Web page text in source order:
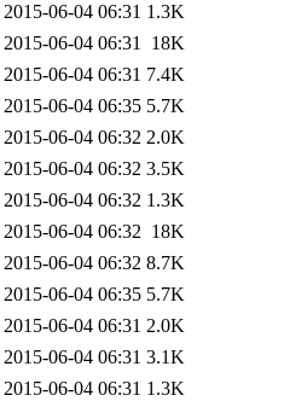
2015-06-04 06:31 1.3K
2015-06-04 06:31 18K
2015-06-04 06:31 7.4K
2015-06-04 06:35 5.7K
2015-06-04 06:32 2.0K
2015-06-04 06:32 3.5K
2015-06-04 06:32 1.3K
2015-06-04 06:32 18K
2015-06-04 06:32 8.7K
2015-06-04 06:35 5.7K
2015-06-04 06:31 2.0K
2015-06-04 06:31 3.1K
2015-06-04 06:31 1.3K